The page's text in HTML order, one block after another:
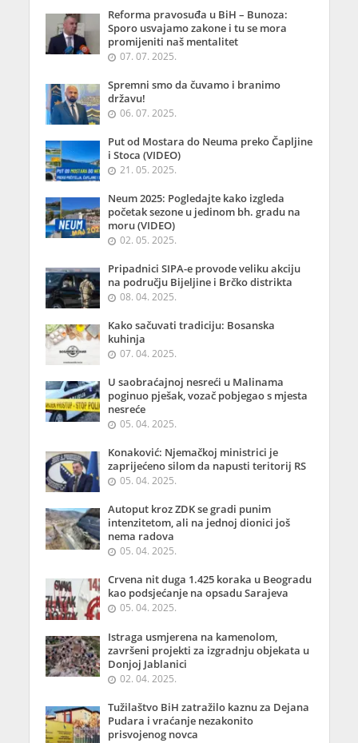
Reforma pravosuđa u BiH – Bunoza:
Sporo usvajamo zakone i tu se mora
promijeniti naš mentalitet
07. 07. 2025.
Spremni smo da čuvamo i branimo
državu!
06. 07. 2025.
Put od Mostara do Neuma preko Čapljine
i Stoca (VIDEO)
21. 05. 2025.
Neum 2025: Pogledajte kako izgleda
početak sezone u jedinom bh. gradu na
moru (VIDEO)
02. 05. 2025.
Pripadnici SIPA-e provode veliku akciju
na području Bijeljine i Brčko distrikta
08. 04. 2025.
Kako sačuvati tradiciju: Bosanska
kuhinja
07. 04. 2025.
U saobraćajnoj nesreći u Malinama
poginuo pješak, vozač pobjegao s mjesta
nesreće
05. 04. 2025.
Konaković: Njemačkoj ministrici je
zaprijećeno silom da napusti teritorij RS
05. 04. 2025.
Autoput kroz ZDK se gradi punim
intenzitetom, ali na jednoj dionici još
nema radova
05. 04. 2025.
Crvena nit duga 1.425 koraka u Beogradu
kao podsjećanje na opsadu Sarajeva
05. 04. 2025.
Istraga usmjerena na kamenolom,
završeni projekti za izgradnju objekata u
Donjoj Jablanici
02. 04. 2025.
Tužilaštvo BiH zatražilo kaznu za Dejana
Pudara i vraćanje nezakonito
prisvojenog novca